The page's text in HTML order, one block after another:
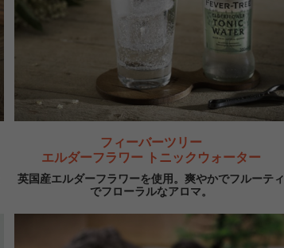
フィーバーツリー
エルダーフラワー トニックウォーター
英国産エルダーフラワーを使用。爽やかでフルーティ
でフローラルなアロマ。